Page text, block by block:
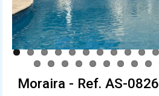
Moraira - Ref. AS-0826